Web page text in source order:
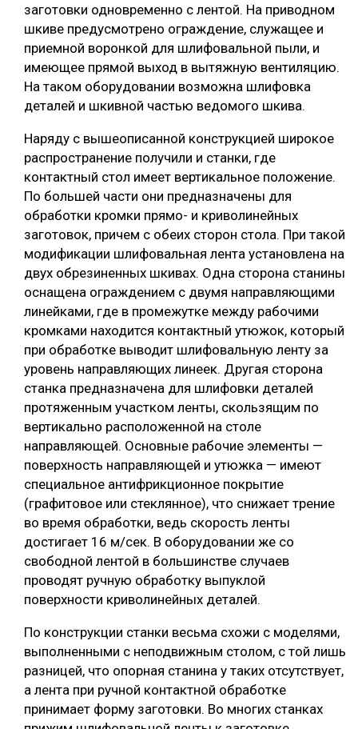
заготовки одновременно с лентой. На приводном
шкиве предусмотрено ограждение, служащее и
приемной воронкой для шлифовальной пыли, и
имеющее прямой выход в вытяжную вентиляцию.
На таком оборудовании возможна шлифовка
деталей и шкивной частью ведомого шкива.
Наряду с вышеописанной конструкцией широкое
распространение получили и станки, где
контактный стол имеет вертикальное положение.
По большей части они предназначены для
обработки кромки прямо- и криволинейных
заготовок, причем с обеих сторон стола. При такой
модификации шлифовальная лента установлена на
двух обрезиненных шкивах. Одна сторона станины
оснащена ограждением с двумя направляющими
линейками, где в промежутке между рабочими
кромками находится контактный утюжок, который
при обработке выводит шлифовальную ленту за
уровень направляющих линеек. Другая сторона
станка предназначена для шлифовки деталей
протяженным участком ленты, скользящим по
вертикально расположенной на столе
направляющей. Основные рабочие элементы —
поверхность направляющей и утюжка — имеют
специальное антифрикционное покрытие
(графитовое или стеклянное), что снижает трение
во время обработки, ведь скорость ленты
достигает 16 м/сек. В оборудовании же со
свободной лентой в большинстве случаев
проводят ручную обработку выпуклой
поверхности криволинейных деталей.
По конструкции станки весьма схожи с моделями,
выполненными с неподвижным столом, с той лишь
разницей, что опорная станина у таких отсутствует,
а лента при ручной контактной обработке
принимает форму заготовки. Во многих станках